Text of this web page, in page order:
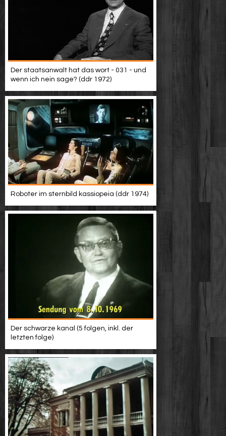
Der staatsanwalt hat das wort - 031 - und
wenn ich nein sage? (ddr 1972)
Roboter im sternbild kassiopeia (ddr 1974)
Der schwarze kanal (5 folgen, inkl. der
letzten folge)